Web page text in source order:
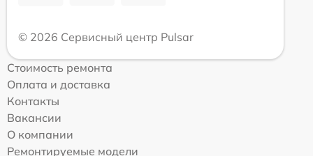
© 2026 Сервисный центр Pulsar
Стоимость ремонта
Оплата и доставка
Контакты
Вакансии
О компании
Ремонтируемые модели